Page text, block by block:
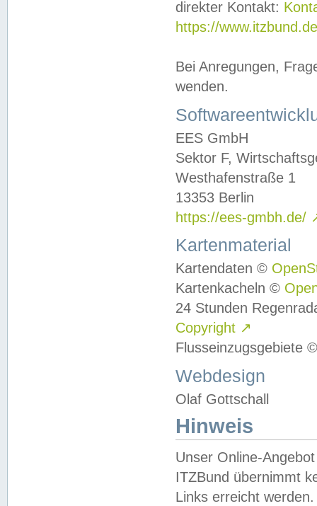
direkter Kontakt:
https://
Bei Anregungen,
wenden.
EES GmbH
Sektor F,
Westhafenstraße 1
13353 Berlin
https://ees-gmbh.de/
Kartenmaterial
Kartendaten ©
Kartenkacheln ©
24 Stunden
Copyright ↗
Flusseinzugsgebiete
Webdesign
Olaf Gottschall
Hinweis
Unser Online-
ITZBund übernimmt
Links erreicht